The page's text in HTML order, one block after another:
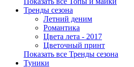
Тренды сезона
Летний деним
Романтика
Цвета лета - 2017
Цветочный принт
Показать все Тренды сезона
Туники